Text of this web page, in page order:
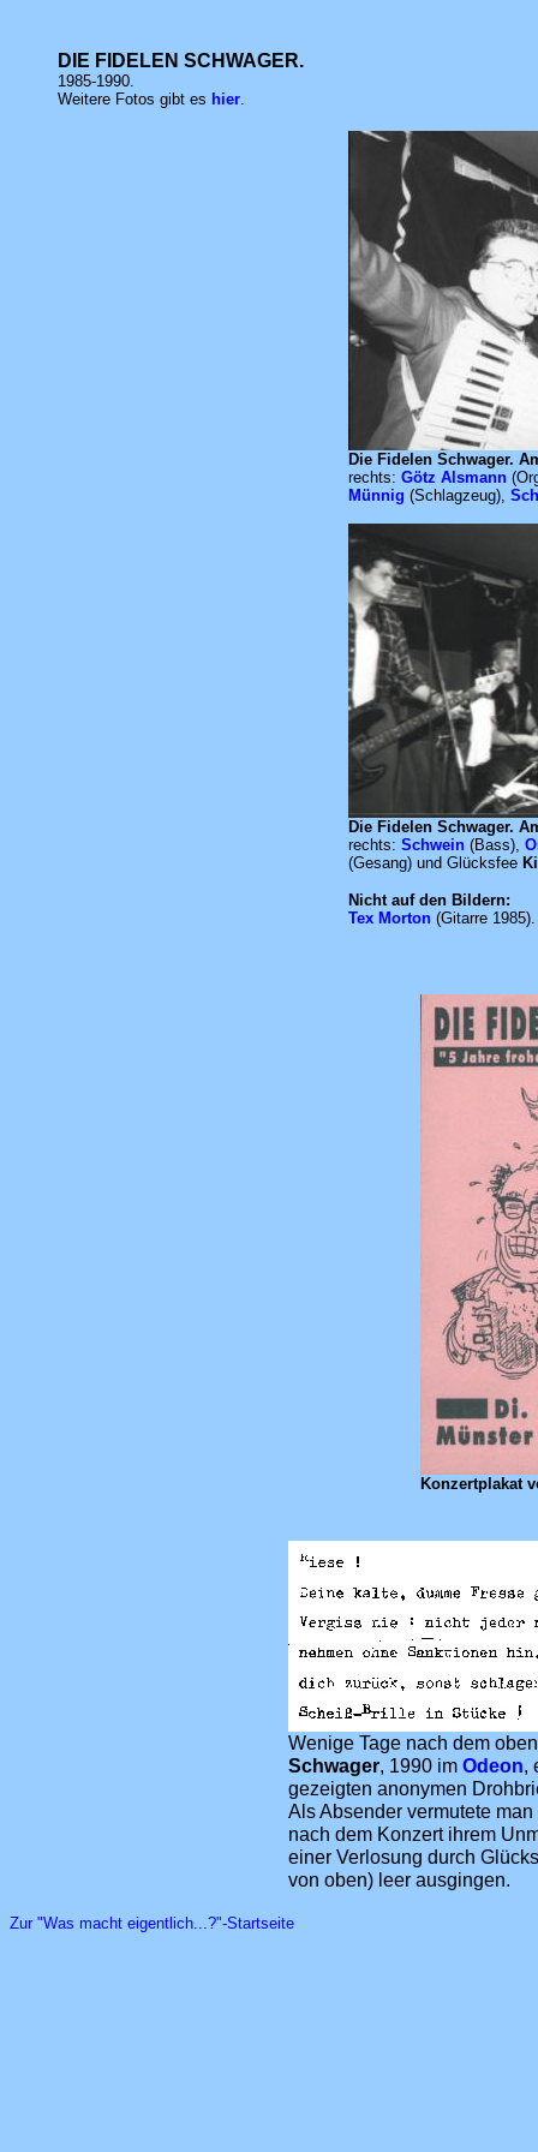
DIE FIDELEN SCHWAGER.
1985-1990.
Weitere Fotos gibt es hier.
Die Fidelen Schwager.
rechts: Götz Alsmann
Münnig (Schlagzeug),
Die Fidelen Schwager.
rechts: Schwein (Bass),
(Gesang) und Glücksfee
Nicht auf den Bildern:
Tex Morton (Gitarre 1985).
Konzertplakat
Wenige Tage nach dem
Schwager, 1990 im Odeon,
gezeigten anonymen
Als Absender vermutete
nach dem Konzert ihrem
einer Verlosung durch
von oben) leer ausgingen.
Zur "Was macht eigentlich...?"-Startseite